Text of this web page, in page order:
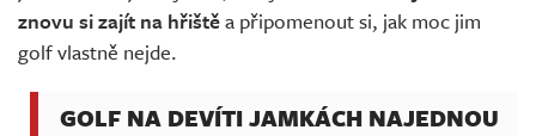
znovu si zajít na hřištěa připomenout si, jak moc jim
golf vlastně nejde.
GOLF NA DEVÍTI JAMKÁCH NAJEDNOU